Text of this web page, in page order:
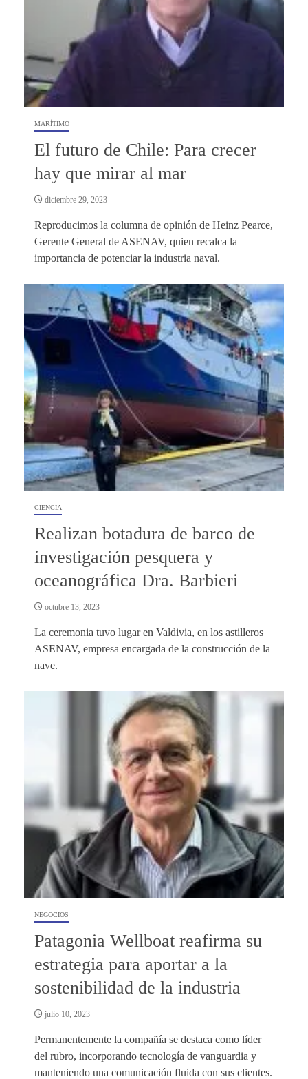
MARÍTIMO
El futuro de Chile: Para crecer
hay que mirar al mar
diciembre 29, 2023
Reproducimos la columna de opinión de Heinz Pearce,
Gerente General de ASENAV, quien recalca la
importancia de potenciar la industria naval.
CIENCIA
Realizan botadura de barco de
investigación pesquera y
oceanográfica Dra. Barbieri
octubre 13, 2023
La ceremonia tuvo lugar en Valdivia, en los astilleros
ASENAV, empresa encargada de la construcción de la
nave.
NEGOCIOS
Patagonia Wellboat reafirma su
estrategia para aportar a la
sostenibilidad de la industria
julio 10, 2023
Permanentemente la compañía se destaca como líder
del rubro, incorporando tecnología de vanguardia y
manteniendo una comunicación fluida con sus clientes.